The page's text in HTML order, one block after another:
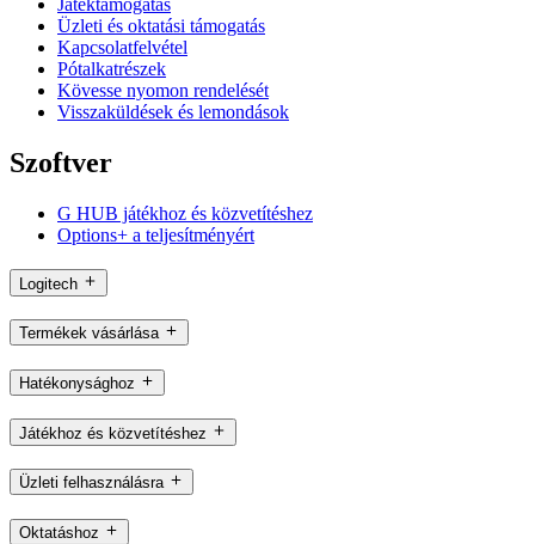
Játéktámogatás
Üzleti és oktatási támogatás
Kapcsolatfelvétel
Pótalkatrészek
Kövesse nyomon rendelését
Visszaküldések és lemondások
Szoftver
G HUB játékhoz és közvetítéshez
Options+ a teljesítményért
Logitech
Termékek vásárlása
Hatékonysághoz
Játékhoz és közvetítéshez
Üzleti felhasználásra
Oktatáshoz